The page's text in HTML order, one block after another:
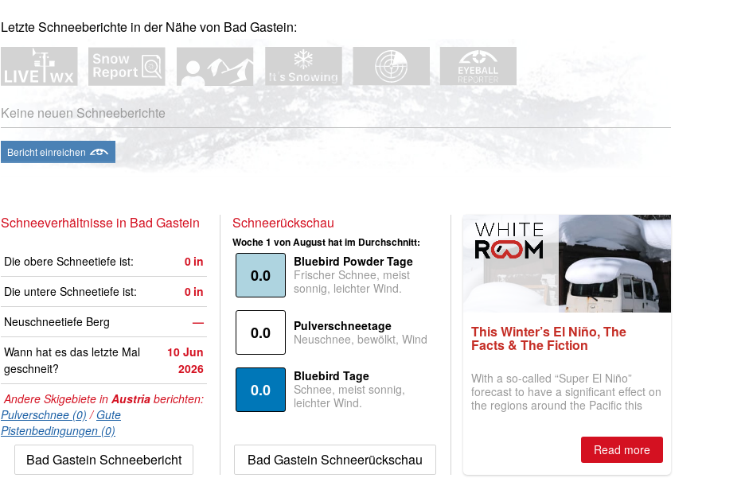
Letzte Schneeberichte in der Nähe von Bad Gastein:
Keine neuen Schneeberichte
Bericht einreichen
Schneeverhältnisse in Bad Gastein
Die obere Schneetiefe ist: 0 in
Die untere Schneetiefe ist:
0 in
Neuschneetiefe Berg
—
Wann hat es das letzte Mal
geschneit?
10 Jun
2026
Andere Skigebiete in Austria berichten:
Pulverschnee (0) /Gute
Pistenbedingungen (0)
Bad Gastein Schneebericht
Schneerückschau
Woche 1 von August hat im Durchschnitt:
0.0
Bluebird Powder Tage
Frischer Schnee, meist
sonnig, leichter Wind.
0.0
Pulverschneetage
Neuschnee, bewölkt, Wind
0.0
Bluebird Tage
Schnee, meist sonnig,
leichter Wind.
Bad Gastein Schneerückschau
This Winter’s El Niño, The
Facts & The Fiction
With a so-called “Super El Niño”
forecast to have a significant effect on
the regions around the Pacific this
where are the best odds?Read more